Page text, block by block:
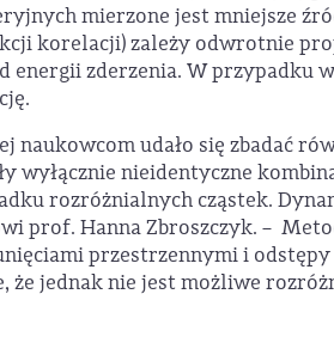
mierzone jest mniejsze
korelacji) zależy odwrotnie
energii zderzenia. W przypadku
udało się zbadać
wyłącznie nieidentyczne
rozróżnialnych cząstek.
prof. Hanna Zbroszczyk. –
przestrzennymi i
że jednak nie jest możliwe